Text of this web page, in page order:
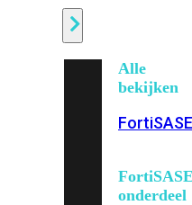
Alle
bekijken
FortiSASE
FortiSASE
onderdeel